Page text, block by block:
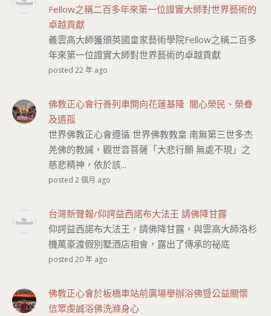
Fellow之稱二百多年來第一位證實大師對世界藝術的
卓越貢獻
義雲高大師獲頒英國皇家藝術學院Fellow之稱二百多
年來第一位證實大師對世界藝術的卓越貢獻
posted 22 年 ago
佛教正心會行善列車開向花蓮基隆 關心榮民、榮眷
及遺孤
世界佛教正心會遵循 世界佛教教皇 南無第三世多杰
羌佛的教誡，觀世音菩薩「大悲行願 無處不現」之
慈悲精神，依於該...
posted 2 個月 ago
台灣新聲報/仰諤益西諾布大法王 請佛降甘露
仰諤益西諾布大法王，請佛降甘露，與雲高大師洛杉
機萬豪渡假別墅酒店相會，露出了傳承的祕底
posted 20 年 ago
佛教正心會於板橋車站前廣場舉辦浴佛暨公益關懷
信眾虔誠浴佛洗滌身心